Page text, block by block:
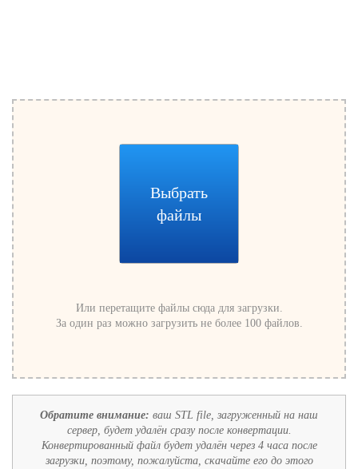
Выбрать
файлы
Или перетащите файлы сюда для загрузки.
За один раз можно загрузить не более 100 файлов.
Обратите внимание: ваш STL file, загруженный на наш
сервер, будет удалён сразу после конвертации.
Конвертированный файл будет удалён через 4 часа после
загрузки, поэтому, пожалуйста, скачайте его до этого